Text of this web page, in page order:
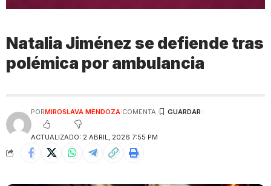
Natalia Jiménez se defiende tras
polémica por ambulancia
ACTUALIZADO: 2 ABRIL, 2026 7:55 PM
PORMIROSLAVA MENDOZA COMENTA